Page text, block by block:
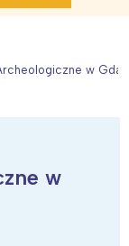
w
w